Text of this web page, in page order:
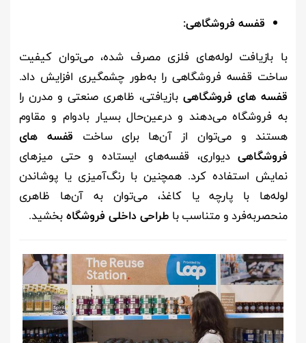
قفسه فروشگاهی:
با بازیافت لوله‌های فلزی مصرف شده، می‌توان کیفیت
ساخت قفسه فروشگاهی را به‌طور چشمگیری افزایش داد.
قفسه های فروشگاهی بازیافتی، ظاهری صنعتی و مدرن را
به فروشگاه می‌دهند و درعین‌حال بسیار بادوام و مقاوم
هستند و می‌توان از آن‌ها برای ساخت قفسه های
فروشگاهیدیواری، قفسه‌های ایستاده و حتی میزهای
نمایش استفاده کرد. همچنین با رنگ‌آمیزی یا پوشاندن
لوله‌ها با پارچه یا کاغذ، می‌توان به آن‌ها ظاهری
منحصربه‌فرد و متناسب باطراحی داخلی فروشگاهبخشید.